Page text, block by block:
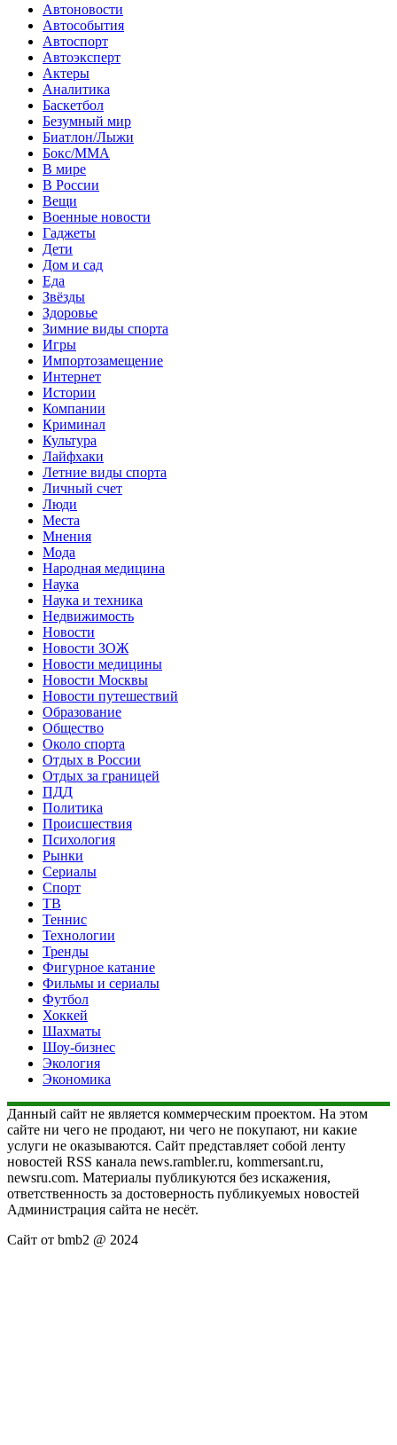
Автоновости
Автособытия
Автоспорт
Автоэксперт
Актеры
Аналитика
Баскетбол
Безумный мир
Биатлон/Лыжи
Бокс/MMA
В мире
В России
Вещи
Военные новости
Гаджеты
Дети
Дом и сад
Еда
Звёзды
Здоровье
Зимние виды спорта
Игры
Импортозамещение
Интернет
Истории
Компании
Криминал
Культура
Лайфхаки
Летние виды спорта
Личный счет
Люди
Места
Мнения
Мода
Народная медицина
Наука
Наука и техника
Недвижимость
Новости
Новости ЗОЖ
Новости медицины
Новости Москвы
Новости путешествий
Образование
Общество
Около спорта
Отдых в России
Отдых за границей
ПДД
Политика
Происшествия
Психология
Рынки
Сериалы
Спорт
ТВ
Теннис
Технологии
Тренды
Фигурное катание
Фильмы и сериалы
Футбол
Хоккей
Шахматы
Шоу-бизнес
Экология
Экономика
Данный сайт не является коммерческим проектом. На этом
сайте ни чего не продают, ни чего не покупают, ни какие
услуги не оказываются. Сайт представляет собой ленту
новостей RSS канала news.rambler.ru, kommersant.ru,
newsru.com. Материалы публикуются без искажения,
ответственность за достоверность публикуемых новостей
Администрация сайта не несёт.
Сайт от bmb2 @ 2024